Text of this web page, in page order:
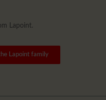
Lapoint.
Lapoint family